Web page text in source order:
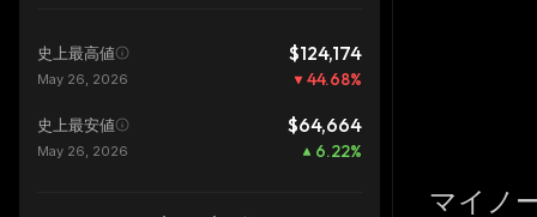
史上最高値 $124,174
May 26, 2026 44.68%
史上最安値 $64,664
May 26, 2026 6.22%
マイノ